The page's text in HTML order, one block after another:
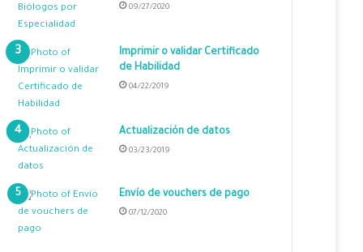
09/27/2020
Imprimir o validar Certificado
de Habilidad
04/22/2019
Actualización de datos
03/23/2019
Envío de vouchers de pago
07/12/2020